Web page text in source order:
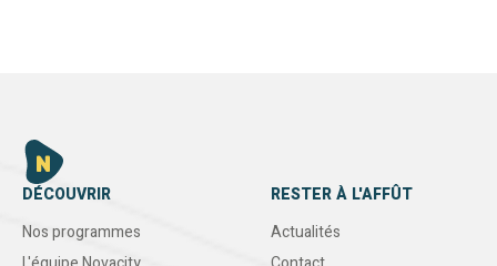
DÉCOUVRIR
Nos programmes
RESTER À L'AFFÛT
Actualités